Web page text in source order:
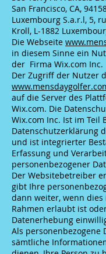
San Francisco, CA,
Luxembourg S.a.r.l, 5,
Kroll, L-1882
Die Webseite
in diesem Sinne ein
der Firma Wix.com Inc.
Der Zugriff der Nutzer
auf die Server des
Wix.com. Die
Wix.com Inc. Ist im Teil
Datenschutzerklärung
und ist integrierter
Erfassung und
personenbezogener
Der Websitebetreiber
gibt Ihre
dann weiter, wenn dies
Rahmen erlaubt ist
Datenerhebung
Als personenbezogene
sämtliche